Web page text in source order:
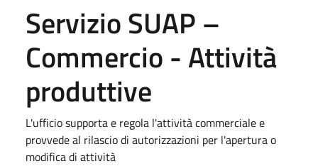
Servizio SUAP –
Commercio - Attività
produttive
L'ufficio supporta e regola l'attività commerciale e
provvede al rilascio di autorizzazioni per l'apertura o
modifica di attività